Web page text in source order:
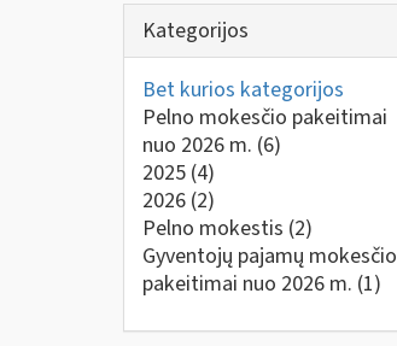
Kategorijos
Bet kurios kategorijos
Pelno mokesčio pakeitimai
nuo 2026 m. (6)
2025 (4)
2026 (2)
Pelno mokestis (2)
Gyventojų pajamų mokesčio
pakeitimai nuo 2026 m. (1)